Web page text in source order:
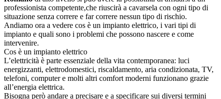
professionista competente,che riuscirà a cavarsela con ogni tipo di
situazione senza correre e far correre nessun tipo di rischio.
Andiamo ora a vedere cos è un impianto elettrico, i vari tipi di
impianto e quali sono i problemi che possono nascere e come
intervenire.
Cos è un impianto elettrico
L’elettricità è parte essenziale della vita contemporanea: luci
energizzanti, elettrodomestici, riscaldamento, aria condizionata, TV,
telefoni, computer e molti altri comfort moderni funzionano grazie
all’energia elettrica.
Bisogna però andare a precisare e a specificare sui diversi termini